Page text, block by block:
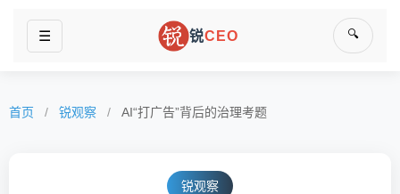
☰ 锐CEO 🔍
首页 / 锐观察 / AI“打广告”背后的治理考题
锐观察